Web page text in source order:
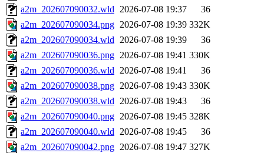
a2m_202607090032.wld 2026-07-08 19:37
36
a2m_202607090034.png 2026-07-08 19:39 332K
a2m_202607090034.wld 2026-07-08 19:39
36
a2m_202607090036.png 2026-07-08 19:41 330K
a2m_202607090036.wld 2026-07-08 19:41
36
a2m_202607090038.png 2026-07-08 19:43 330K
a2m_202607090038.wld 2026-07-08 19:43
36
a2m_202607090040.png 2026-07-08 19:45 328K
a2m_202607090040.wld 2026-07-08 19:45
36
a2m_202607090042.png 2026-07-08 19:47 327K